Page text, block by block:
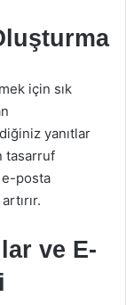
için sık
yanıtlar
tasarruf
e-posta
ve E-